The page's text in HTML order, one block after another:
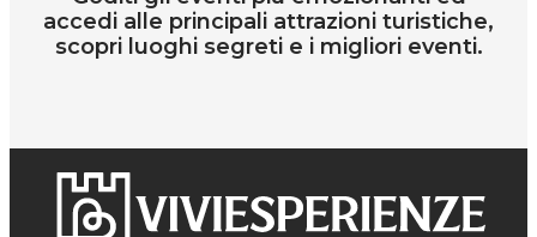
accedi alle principali attrazioni turistiche,
scopri luoghi segreti e i migliori eventi.